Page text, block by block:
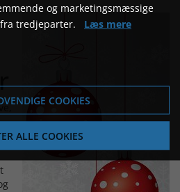
og marketingsmæssige
tredjeparter. Læs mere
COOKIES
ALLE COOKIES